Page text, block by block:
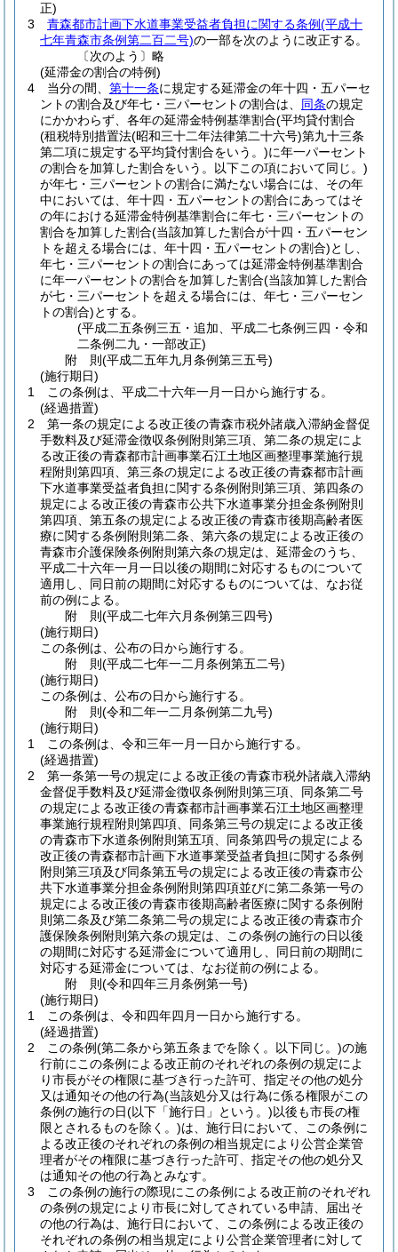
正)
3
青森都市計画下水道事業受益者負担に関する条例(平成十
七年青森市条例第二百二号)の一部を次のように改正する。
〔次のよう〕略
(延滞金の割合の特例)
4
当分の間、 第十一条に規定する延滞金の年十四・五パーセ
ントの割合及び年七・三パーセントの割合は、 同条の規定
にかかわらず、各年の延滞金特例基準割合(平均貸付割合
(租税特別措置法(昭和三十二年法律第二十六号)第九十三条
第二項に規定する平均貸付割合をいう。)に年一パーセント
の割合を加算した割合をいう。以下この項において同じ。)
が年七・三パーセントの割合に満たない場合には、その年
中においては、年十四・五パーセントの割合にあってはそ
の年における延滞金特例基準割合に年七・三パーセントの
割合を加算した割合(当該加算した割合が十四・五パーセン
トを超える場合には、年十四・五パーセントの割合)とし、
年七・三パーセントの割合にあっては延滞金特例基準割合
に年一パーセントの割合を加算した割合(当該加算した割合
が七・三パーセントを超える場合には、年七・三パーセン
トの割合)とする。
(平成二五条例三五・追加、平成二七条例三四・令和
二条例二九・一部改正)
附 則(平成二五年九月条例第三五号)
(施行期日)
1
この条例は、平成二十六年一月一日から施行する。
(経過措置)
2
第一条の規定による改正後の青森市税外諸歳入滞納金督促
手数料及び延滞金徴収条例附則第三項、第二条の規定によ
る改正後の青森都市計画事業石江土地区画整理事業施行規
程附則第四項、第三条の規定による改正後の青森都市計画
下水道事業受益者負担に関する条例附則第三項、第四条の
規定による改正後の青森市公共下水道事業分担金条例附則
第四項、第五条の規定による改正後の青森市後期高齢者医
療に関する条例附則第二条、第六条の規定による改正後の
青森市介護保険条例附則第六条の規定は、延滞金のうち、
平成二十六年一月一日以後の期間に対応するものについて
適用し、同日前の期間に対応するものについては、なお従
前の例による。
附 則(平成二七年六月条例第三四号)
(施行期日)
この条例は、公布の日から施行する。
附 則(平成二七年一二月条例第五二号)
(施行期日)
この条例は、公布の日から施行する。
附 則(令和二年一二月条例第二九号)
(施行期日)
1
この条例は、令和三年一月一日から施行する。
(経過措置)
2
第一条第一号の規定による改正後の青森市税外諸歳入滞納
金督促手数料及び延滞金徴収条例附則第三項、同条第二号
の規定による改正後の青森都市計画事業石江土地区画整理
事業施行規程附則第四項、同条第三号の規定による改正後
の青森市下水道条例附則第五項、同条第四号の規定による
改正後の青森都市計画下水道事業受益者負担に関する条例
附則第三項及び同条第五号の規定による改正後の青森市公
共下水道事業分担金条例附則第四項並びに第二条第一号の
規定による改正後の青森市後期高齢者医療に関する条例附
則第二条及び第二条第二号の規定による改正後の青森市介
護保険条例附則第六条の規定は、この条例の施行の日以後
の期間に対応する延滞金について適用し、同日前の期間に
対応する延滞金については、なお従前の例による。
附 則(令和四年三月条例第一号)
(施行期日)
1
この条例は、令和四年四月一日から施行する。
(経過措置)
2
この条例(第二条から第五条までを除く。以下同じ。)の施
行前にこの条例による改正前のそれぞれの条例の規定によ
り市長がその権限に基づき行った許可、指定その他の処分
又は通知その他の行為(当該処分又は行為に係る権限がこの
条例の施行の日(以下「施行日」という。)以後も市長の権
限とされるものを除く。)は、施行日において、この条例に
よる改正後のそれぞれの条例の相当規定により公営企業管
理者がその権限に基づき行った許可、指定その他の処分又
は通知その他の行為とみなす。
3
この条例の施行の際現にこの条例による改正前のそれぞれ
の条例の規定により市長に対してされている申請、届出そ
の他の行為は、施行日において、この条例による改正後の
それぞれの条例の相当規定により公営企業管理者に対して